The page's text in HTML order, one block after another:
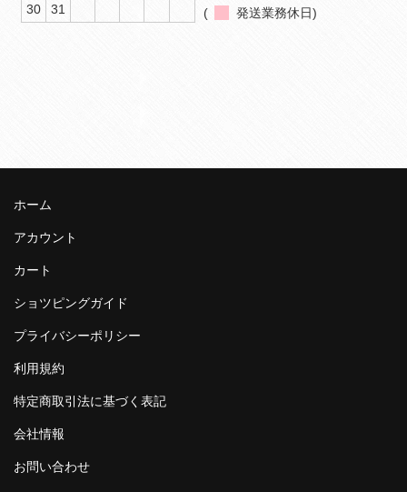
30
31 ( 発送業務休日)
ホーム
アカウント
カート
ショツピングガイド
プライバシーポリシー
利用規約
特定商取引法に基づく表記
会社情報
お問い合わせ